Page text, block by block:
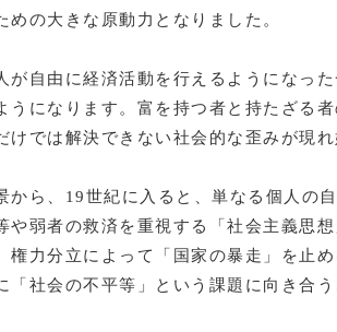
めの大きな原動力となりました。
が自由に経済活動を行えるようになっ
うになります。富を持つ者と持たざる者
けでは解決できない社会的な歪みが現れ
から、19世紀に入ると、単なる個人の
や弱者の救済を重視する「社会主義思
権力分立によって「国家の暴走」を止
「社会の不平等」という課題に向き合